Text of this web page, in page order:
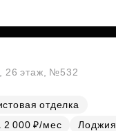
26 этаж, №532
отделка
2 000 ₽/мес
Лоджия